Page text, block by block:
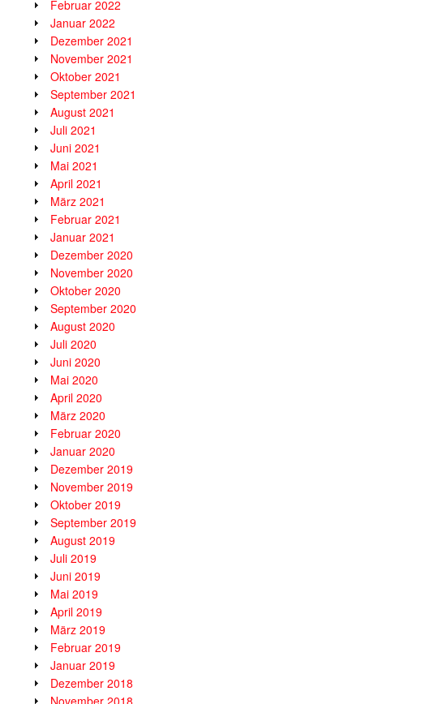
Februar 2022
Januar 2022
Dezember 2021
November 2021
Oktober 2021
September 2021
August 2021
Juli 2021
Juni 2021
Mai 2021
April 2021
März 2021
Februar 2021
Januar 2021
Dezember 2020
November 2020
Oktober 2020
September 2020
August 2020
Juli 2020
Juni 2020
Mai 2020
April 2020
März 2020
Februar 2020
Januar 2020
Dezember 2019
November 2019
Oktober 2019
September 2019
August 2019
Juli 2019
Juni 2019
Mai 2019
April 2019
März 2019
Februar 2019
Januar 2019
Dezember 2018